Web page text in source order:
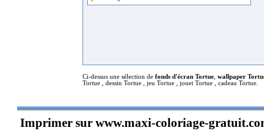
Ci-dessus une sélection de fonds d'écran Tortue wallpaper
Tortue , dessin Tortue , jeu Tortue , jouet Tortue , cadeau Tortue.
Imprimer sur www.maxi-coloriage-